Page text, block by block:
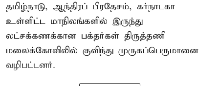
தமிழ்நாடு, ஆந்திரப் பிரதேசம், கர்நாடகா
உள்ளிட்ட மாநிலங்களில் இருந்து
லட்சக்கணக்கான பக்தர்கள் திருத்தணி
மலைக்கோவிலில் குவிந்து முருகப்பெருமானை
வழிபட்டனர்.